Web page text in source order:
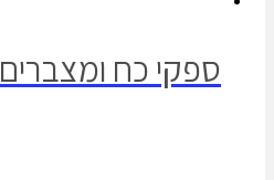
ספקי כח ומצברים